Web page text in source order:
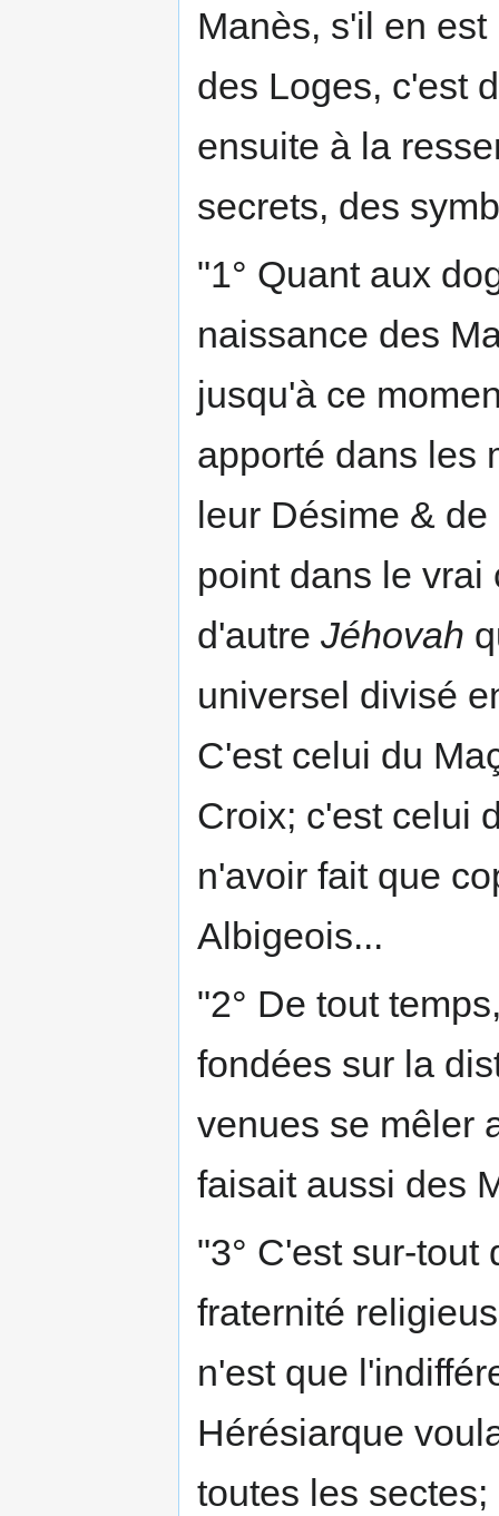
Manès, s'il en
des Loges, c'est
ensuite à la
secrets, des
"1° Quant aux
naissance des
jusqu'à ce
apporté dans les
leur Désime &
point dans le
d'autre Jéhovah
universel divisé
C'est celui du
Croix; c'est celui
n'avoir fait que
Albigeois...
"2° De tout
fondées sur la
venues se mêler
faisait aussi des
"3° C'est sur-tout
fraternité
n'est que
Hérésiarque
toutes les